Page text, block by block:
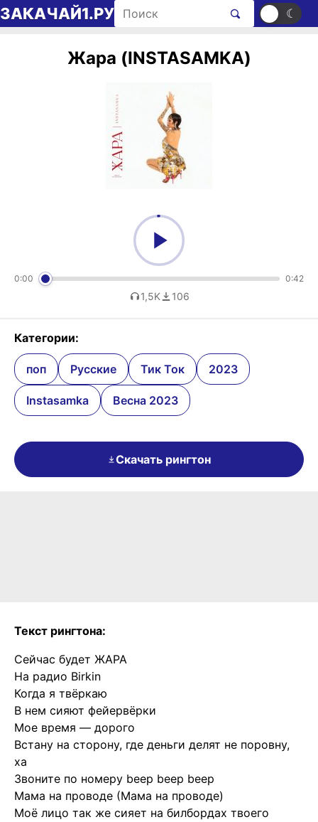
Перейти к содержимому
ЗАКАЧАЙ1.РУ Поиск рингтонов ☀ ☾
Жара (INSTASAMKA)
0:00 0:42
1,5K 106
Категории:
поп Русские Тик Ток 2023
Instasamka Весна 2023
Скачать рингтон
Текст рингтона:
Сейчас будет ЖАРА
На радио Birkin
Когда я твёркаю
В нем сияют фейервёрки
Мое время — дорого
Встану на сторону, где деньги делят не поровну,
ха
Звоните по номеру beep beep beep
Мама на проводе (Мама на проводе)
Моё лицо так же сияет на билбордах твоего